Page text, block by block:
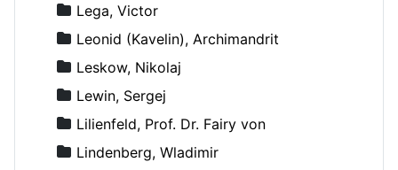
Lega, Victor
Leonid (Kavelin), Archimandrit
Leskow, Nikolaj
Lewin, Sergej
Lilienfeld, Prof. Dr. Fairy von
Lindenberg, Wladimir